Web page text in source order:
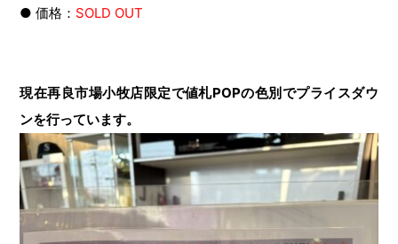
● 価格： SOLD OUT
現在再良市場小牧店限定で値札POPの色別でプライスダウ
ンを行っています。